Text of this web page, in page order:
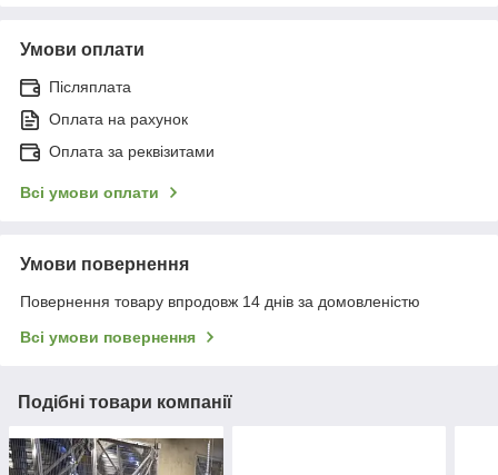
Умови оплати
Післяплата
Оплата на рахунок
Оплата за реквізитами
Всі умови оплати
Умови повернення
Повернення товару впродовж 14 днів за домовленістю
Всі умови повернення
Подібні товари компанії